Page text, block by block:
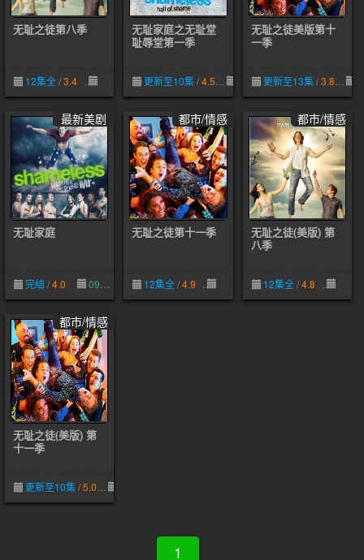
无耻之徒第八季
12集全/3.4
无耻家庭之无耻堂
耻辱堂第一季
更新至10集/4.5 02-19
无耻之徒美版第十
一季
更新至13集/3.8
最新美剧
无耻家庭
完结/4.0 09-10
都市/情感
无耻之徒第十一季
12集全/4.9
都市/情感
无耻之徒(美版) 第
八季
12集全/4.8
都市/情感
无耻之徒(美版) 第
十一季
更新至10集/5.0
1